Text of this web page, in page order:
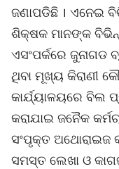
ଜଣାପଡିଛି । ଏନେଇ
ଶିକ୍ଷକ ମାନଙ୍କ
ଏସଂପର୍କରେ
ଥିବା ମୂଖ୍ୟ କିରାଣୀ
କାର୍ଯ୍ୟାଳୟରେ ବିଲ
କରାଯାଇ ଜନୈକ
ସଂପୃକ୍ତ ଅଥୋରାଇଜ
ସମସ୍ତ ଲେଖା ଓ